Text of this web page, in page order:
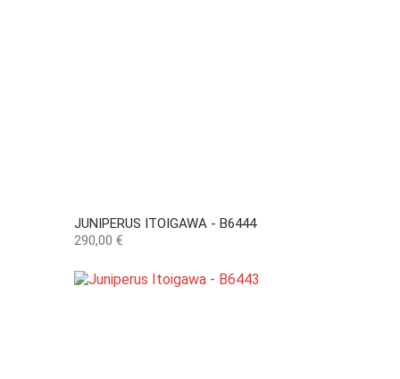
JUNIPERUS ITOIGAWA - B6444
Preço
290,00 €